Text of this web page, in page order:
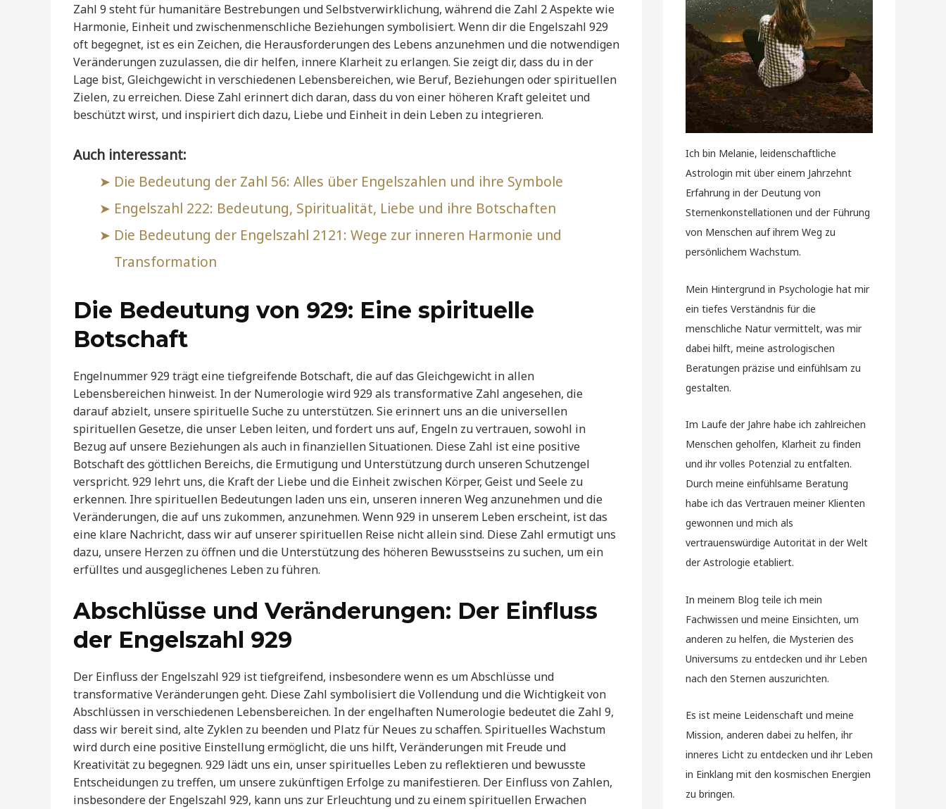
Zahl 9 steht für humanitäre Bestrebungen und Selbstverwirklichung, während die Zahl 2 Aspekte wie
Harmonie, Einheit und zwischenmenschliche Beziehungen symbolisiert. Wenn dir die Engelszahl 929
oft begegnet, ist es ein Zeichen, die Herausforderungen des Lebens anzunehmen und die notwendigen
Veränderungen zuzulassen, die dir helfen, innere Klarheit zu erlangen. Sie zeigt dir, dass du in der
Lage bist, Gleichgewicht in verschiedenen Lebensbereichen, wie Beruf, Beziehungen oder spirituellen
Zielen, zu erreichen. Diese Zahl erinnert dich daran, dass du von einer höheren Kraft geleitet und
beschützt wirst, und inspiriert dich dazu, Liebe und Einheit in dein Leben zu integrieren.
Auch interessant:
Die Bedeutung der Zahl 56: Alles über Engelszahlen und ihre Symbole
Engelszahl 222: Bedeutung, Spiritualität, Liebe und ihre Botschaften
Die Bedeutung der Engelszahl 2121: Wege zur inneren Harmonie und
Transformation
Die Bedeutung von 929: Eine spirituelle
Botschaft
Engelnummer 929 trägt eine tiefgreifende Botschaft, die auf das Gleichgewicht in allen
Lebensbereichen hinweist. In der Numerologie wird 929 als transformative Zahl angesehen, die
darauf abzielt, unsere spirituelle Suche zu unterstützen. Sie erinnert uns an die universellen
spirituellen Gesetze, die unser Leben leiten, und fordert uns auf, Engeln zu vertrauen, sowohl in
Bezug auf unsere Beziehungen als auch in finanziellen Situationen. Diese Zahl ist eine positive
Botschaft des göttlichen Bereichs, die Ermutigung und Unterstützung durch unseren Schutzengel
verspricht. 929 lehrt uns, die Kraft der Liebe und die Einheit zwischen Körper, Geist und Seele zu
erkennen. Ihre spirituellen Bedeutungen laden uns ein, unseren inneren Weg anzunehmen und die
Veränderungen, die auf uns zukommen, anzunehmen. Wenn 929 in unserem Leben erscheint, ist das
eine klare Nachricht, dass wir auf unserer spirituellen Reise nicht allein sind. Diese Zahl ermutigt uns
dazu, unsere Herzen zu öffnen und die Unterstützung des höheren Bewusstseins zu suchen, um ein
erfülltes und ausgeglichenes Leben zu führen.
Abschlüsse und Veränderungen: Der Einfluss
der Engelszahl 929
Der Einfluss der Engelszahl 929 ist tiefgreifend, insbesondere wenn es um Abschlüsse und
transformative Veränderungen geht. Diese Zahl symbolisiert die Vollendung und die Wichtigkeit von
Abschlüssen in verschiedenen Lebensbereichen. In der engelhaften Numerologie bedeutet die Zahl 9,
dass wir bereit sind, alte Zyklen zu beenden und Platz für Neues zu schaffen. Spirituelles Wachstum
wird durch eine positive Einstellung ermöglicht, die uns hilft, Veränderungen mit Freude und
Kreativität zu begegnen. 929 lädt uns ein, unser spirituelles Leben zu reflektieren und bewusste
Entscheidungen zu treffen, um unsere zukünftigen Erfolge zu manifestieren. Der Einfluss von Zahlen,
insbesondere der Engelszahl 929, kann uns zur Erleuchtung und zu einem spirituellen Erwachen
Ich bin Melanie, leidenschaftliche
Astrologin mit über einem Jahrzehnt
Erfahrung in der Deutung von
Sternenkonstellationen und der Führung
von Menschen auf ihrem Weg zu
persönlichem Wachstum.
Mein Hintergrund in Psychologie hat mir
ein tiefes Verständnis für die
menschliche Natur vermittelt, was mir
dabei hilft, meine astrologischen
Beratungen präzise und einfühlsam zu
gestalten.
Im Laufe der Jahre habe ich zahlreichen
Menschen geholfen, Klarheit zu finden
und ihr volles Potenzial zu entfalten.
Durch meine einfühlsame Beratung
habe ich das Vertrauen meiner Klienten
gewonnen und mich als
vertrauenswürdige Autorität in der Welt
der Astrologie etabliert.
In meinem Blog teile ich mein
Fachwissen und meine Einsichten, um
anderen zu helfen, die Mysterien des
Universums zu entdecken und ihr Leben
nach den Sternen auszurichten.
Es ist meine Leidenschaft und meine
Mission, anderen dabei zu helfen, ihr
inneres Licht zu entdecken und ihr Leben
in Einklang mit den kosmischen Energien
zu bringen.